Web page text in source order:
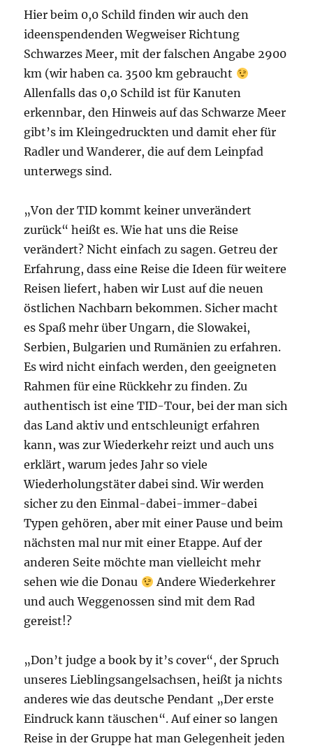
Hier beim 0,0 Schild finden wir auch den
ideenspendenden Wegweiser Richtung
Schwarzes Meer, mit der falschen Angabe 2900
km (wir haben ca. 3500 km gebraucht
Allenfalls das 0,0 Schild ist für Kanuten
erkennbar, den Hinweis auf das Schwarze Meer
gibt’s im Kleingedruckten und damit eher für
Radler und Wanderer, die auf dem Leinpfad
unterwegs sind.
„Von der TID kommt keiner unverändert
zurück“ heißt es. Wie hat uns die Reise
verändert? Nicht einfach zu sagen. Getreu der
Erfahrung, dass eine Reise die Ideen für weitere
Reisen liefert, haben wir Lust auf die neuen
östlichen Nachbarn bekommen. Sicher macht
es Spaß mehr über Ungarn, die Slowakei,
Serbien, Bulgarien und Rumänien zu erfahren.
Es wird nicht einfach werden, den geeigneten
Rahmen für eine Rückkehr zu finden. Zu
authentisch ist eine TID-Tour, bei der man sich
das Land aktiv und entschleunigt erfahren
kann, was zur Wiederkehr reizt und auch uns
erklärt, warum jedes Jahr so viele
Wiederholungstäter dabei sind. Wir werden
sicher zu den Einmal-dabei-immer-dabei
Typen gehören, aber mit einer Pause und beim
nächsten mal nur mit einer Etappe. Auf der
anderen Seite möchte man vielleicht mehr
sehen wie die Donau
Andere Wiederkehrer
und auch Weggenossen sind mit dem Rad
gereist!?
„Don’t judge a book by it’s cover“, der Spruch
unseres Lieblingsangelsachsen, heißt ja nichts
anderes wie das deutsche Pendant „Der erste
Eindruck kann täuschen“. Auf einer so langen
Reise in der Gruppe hat man Gelegenheit jeden